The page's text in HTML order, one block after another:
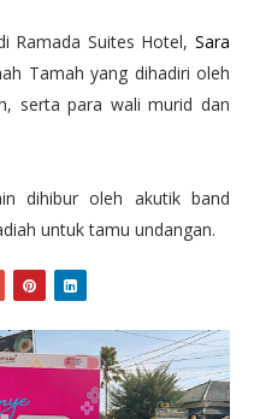
Ramada Suites Hotel, Sara
Tamah yang dihadiri oleh
serta para wali murid dan
dihibur oleh akutik band
untuk tamu undangan.